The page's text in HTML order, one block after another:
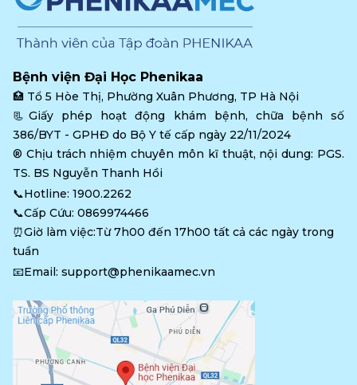
Bệnh viện Đại Học Phenikaa
🏥 Tổ 5 Hòe Thị, Phường Xuân Phương, TP Hà Nội
📃Giấy phép hoạt động khám bệnh, chữa bệnh số
386/BYT - GPHĐ do Bộ Y tế cấp ngày 22/11/2024
®️ Chịu trách nhiệm chuyên môn kĩ thuật, nội dung: PGS.
TS. BS Nguyễn Thanh Hồi
📞Hotline: 1900.2262
📞Cấp Cứu: 0869974466
⏰Giờ làm việc:Từ 7h00 đến 17h00 tất cả các ngày trong
tuần
📧Email: support@phenikaamec.vn